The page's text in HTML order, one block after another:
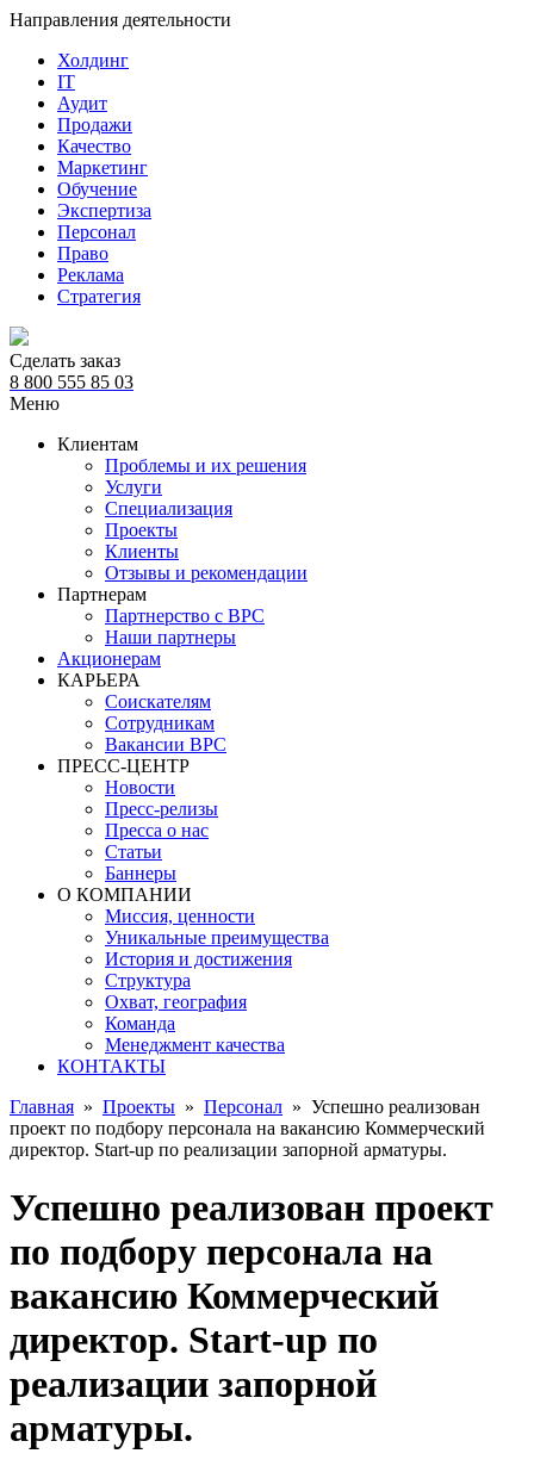
Направления деятельности
Холдинг
IT
Аудит
Продажи
Качество
Маркетинг
Обучение
Экспертиза
Персонал
Право
Реклама
Стратегия
Сделать заказ
8 800 555 85 03
Меню
Клиентам
Проблемы и их решения
Услуги
Специализация
Проекты
Клиенты
Отзывы и рекомендации
Партнерам
Партнерство с BPC
Наши партнеры
Акционерам
КАРЬЕРА
Соискателям
Сотрудникам
Вакансии BPC
ПРЕСС-ЦЕНТР
Новости
Пресс-релизы
Пресса о нас
Статьи
Баннеры
О КОМПАНИИ
Миссия, ценности
Уникальные преимущества
История и достижения
Структура
Охват, география
Команда
Менеджмент качества
КОНТАКТЫ
Главная » Проекты » Персонал » Успешно реализован
проект по подбору персонала на вакансию Коммерческий
директор. Start-up по реализации запорной арматуры.
Успешно реализован проект
по подбору персонала на
вакансию Коммерческий
директор. Start-up по
реализации запорной
арматуры.